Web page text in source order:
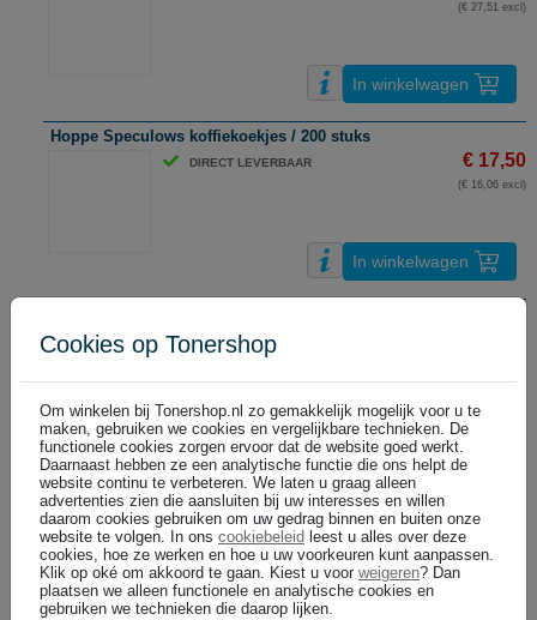
(€ 27,51 excl)
In winkelwagen
Hoppe Speculows koffiekoekjes / 200 stuks
DIRECT LEVERBAAR € 17,50
(€ 16,06 excl)
In winkelwagen
DIRECT LEVERBAAR
In winkelwagen
Hoppe Variëté Mix koffiekoekjes / 150 stuks
DIRECT LEVERBAAR € 24,99
(€ 22,93 excl)
Cookies op Tonershop
Om winkelen bij Tonershop.nl zo gemakkelijk mogelijk voor u te
maken, gebruiken we cookies en vergelijkbare technieken. De
functionele cookies zorgen ervoor dat de website goed werkt.
Daarnaast hebben ze een analytische functie die ons helpt de
website continu te verbeteren. We laten u graag alleen
advertenties zien die aansluiten bij uw interesses en willen
daarom cookies gebruiken om uw gedrag binnen en buiten onze
website te volgen. In ons cookiebeleid leest u alles over deze
cookies, hoe ze werken en hoe u uw voorkeuren kunt aanpassen.
Klik op oké om akkoord te gaan. Kiest u voor weigeren? Dan
plaatsen we alleen functionele en analytische cookies en
gebruiken we technieken die daarop lijken.